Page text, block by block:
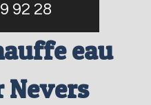
92 28
eau
Nevers